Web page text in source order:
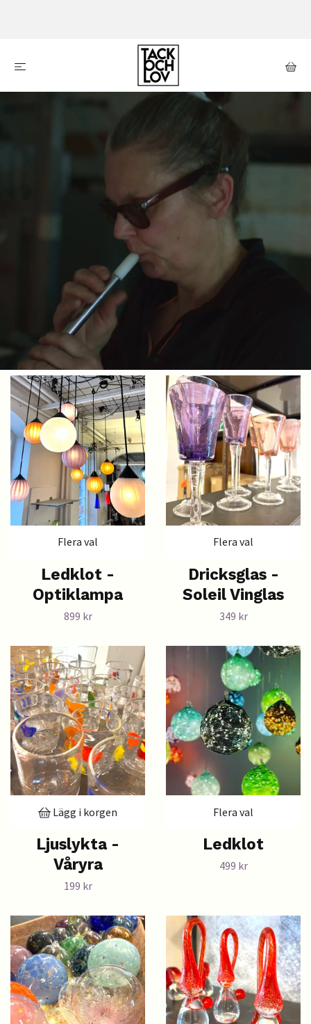
Flera val
Ledklot -
Optiklampa
899 kr
Flera val
Dricksglas -
Soleil Vinglas
349 kr
Lägg i korgen
Ljuslykta -
Våryra
199 kr
Flera val
Ledklot
499 kr